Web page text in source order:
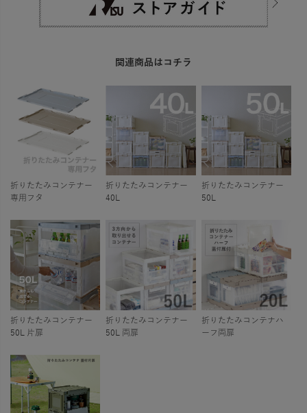
関連商品はコチラ
折りたたみコンテナー
専用フタ
折りたたみコンテナー
40L
折りたたみコンテナー
50L
折りたたみコンテナー
50L 片扉
折りたたみコンテナー
50L 両扉
折りたたみコンテナハ
ーフ両扉